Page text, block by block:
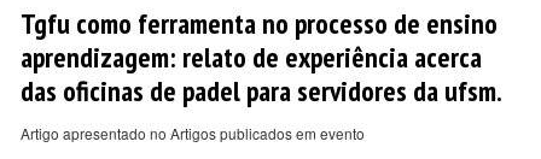
Tgfu como ferramenta no processo de ensino
aprendizagem: relato de experiência acerca
das oficinas de padel para servidores da ufsm.
Artigo apresentado no Artigos publicados em evento